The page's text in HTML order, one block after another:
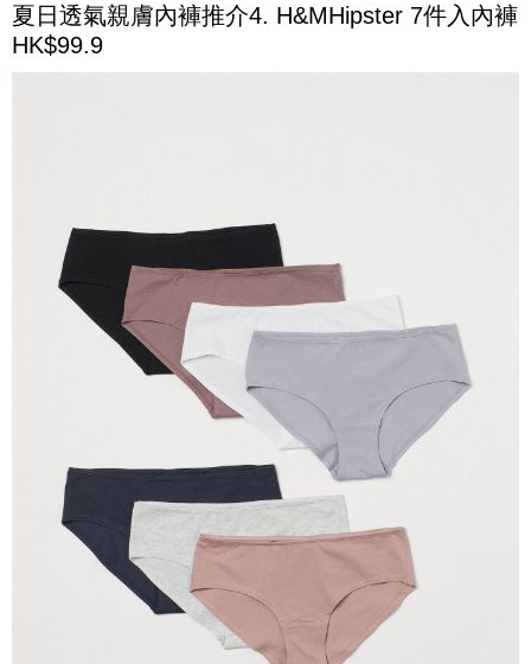
夏日透氣親膚內褲推介4. H&MHipster 7件入內褲
HK$99.9